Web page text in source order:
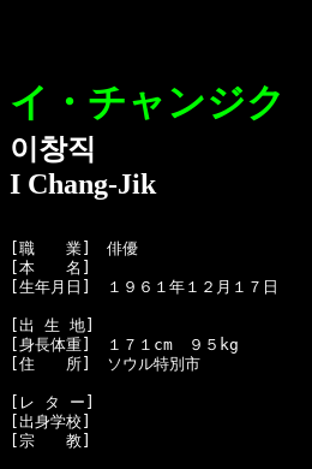
イ・チャンジク
이창직
I Chang-Jik
[職　　業]　俳優
[本　　名]
[生年月日]　１９６１年１２月１７日
[出 生 地]
[身長体重]　１７１cm　９５kg
[住　　所]　ソウル特別市
[レ タ ー]
[出身学校]
[宗　　教]